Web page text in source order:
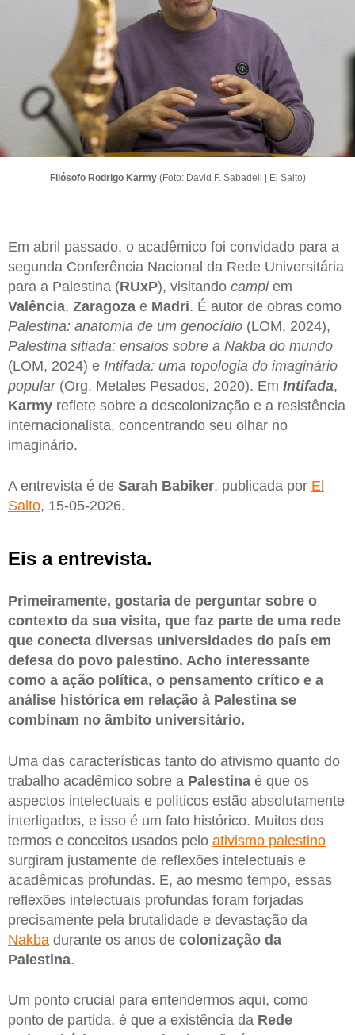
Filósofo Rodrigo Karmy(Foto: David F. Sabadell | El Salto)
Em abril passado, o acadêmico foi convidado para a
segunda Conferência Nacional da Rede Universitária
para a Palestina (RUxP), visitando campiem
Valência, Zaragoza e Madri. É autor de obras como
Palestina: anatomia de um genocídio (LOM, 2024),
Palestina sitiada: ensaios sobre a Nakba do mundo
(LOM, 2024) e Intifada: uma topologia do imaginário
popular (Org. Metales Pesados, 2020). Em Intifada,
Karmy reflete sobre a descolonização e a resistência
internacionalista, concentrando seu olhar no
imaginário.
A entrevista é de Sarah Babiker, publicada por El
Salto, 15-05-2026.
Eis a entrevista.
Primeiramente, gostaria de perguntar sobre o
contexto da sua visita, que faz parte de uma rede
que conecta diversas universidades do país em
defesa do povo palestino. Acho interessante
como a ação política, o pensamento crítico e a
análise histórica em relação à Palestina se
combinam no âmbito universitário.
Uma das características tanto do ativismo quanto do
trabalho acadêmico sobre a Palestina é que os
aspectos intelectuais e políticos estão absolutamente
interligados, e isso é um fato histórico. Muitos dos
termos e conceitos usados ​​pelo ativismo palestino
surgiram justamente de reflexões intelectuais e
acadêmicas profundas. E, ao mesmo tempo, essas
reflexões intelectuais profundas foram forjadas
precisamente pela brutalidade e devastação da
Nakba durante os anos de colonização da
Palestina.
Um ponto crucial para entendermos aqui, como
ponto de partida, é que a existência da Rede